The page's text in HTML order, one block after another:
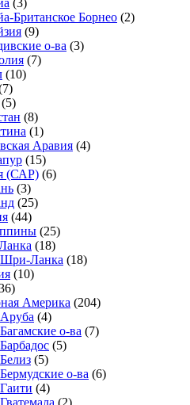
Британское Борнео (2)
(9)
о-ва (3)
(7)
(10)
(5)
(8)
(1)
Аравия (4)
(15)
(САР) (6)
(3)
(25)
(44)
(25)
(18)
Шри-Ланка (18)
(10)
Америка (204)
Аруба (4)
Багамские о-ва (7)
Барбадос (5)
Белиз (5)
Бермудские о-ва (6)
Гаити (4)
Гватемала (2)